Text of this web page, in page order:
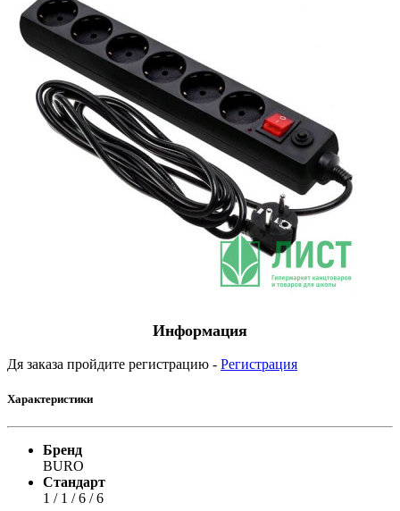
Информация
Дя заказа пройдите регистрацию - Регистрация
Характеристики
Бренд
BURO
Стандарт
1 / 1 / 6 / 6